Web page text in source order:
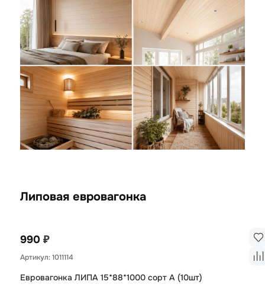
Липовая евровагонка
990 ₽
Артикул: 1011114
Евровагонка ЛИПА 15*88*1000 сорт А (10шт)